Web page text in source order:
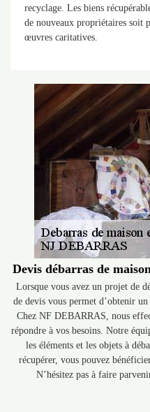
recyclage. Les biens
de nouveaux propriétaires soit
œuvres caritatives.
Devis débarras de
Lorsque vous avez un projet de
de devis vous permet d’obtenir
Chez NF DEBARRAS, nous
répondre à vos besoins. Notre
les éléments et les objets à
récupérer, vous pouvez
N’hésitez pas à faire